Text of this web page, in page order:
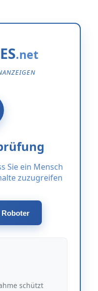
Sie ein Mensch
zuzugreifen
Roboter
schützt